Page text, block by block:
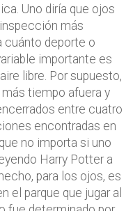
Uno diría que ojos
más
cuánto deporte o
importante es
libre. Por supuesto,
tiempo afuera y
entre cuatro
encontradas en
no importa si uno
Harry Potter a
para los ojos, es
el parque que jugar al